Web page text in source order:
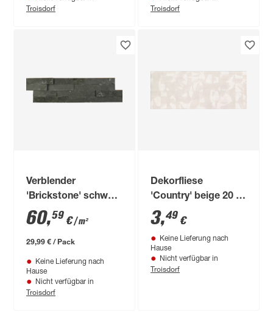
Troisdorf Troisdorf
Verblender
'Brickstone' schwarz
55 x 15 cm
60,59 €/ m²
29,99 € / Pack
Keine Lieferung nach
Hause
Nicht verfügbar in
Troisdorf
Dekorfliese
'Country' beige 20 x
50 cm
3,49 €
Keine Lieferung nach
Hause
Nicht verfügbar in
Troisdorf